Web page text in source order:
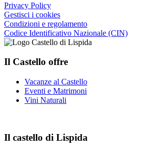
Privacy Policy
Gestisci i cookies
Condizioni e regolamento
Codice Identificativo Nazionale (CIN)
Il Castello offre
Vacanze al Castello
Eventi e Matrimoni
Vini Naturali
Il castello di Lispida